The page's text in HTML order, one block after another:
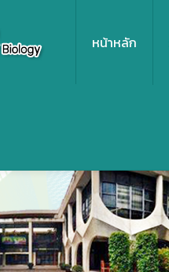
หน้าหลัก